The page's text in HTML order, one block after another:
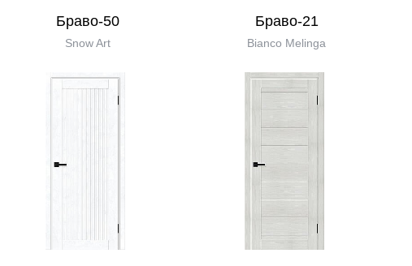
Браво-50
Snow Art
Браво-21
Bianco Melinga